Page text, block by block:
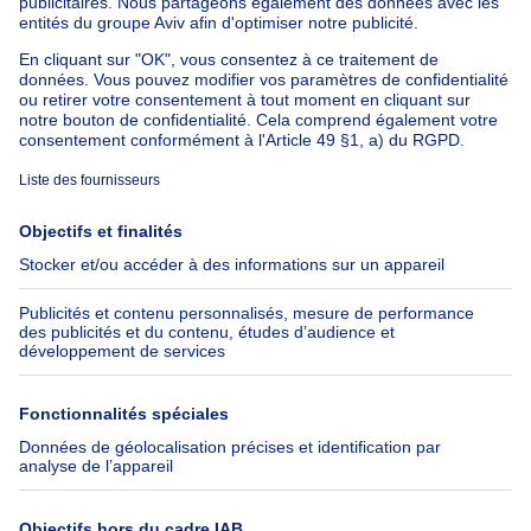
Maison à vendre France
Maison à vendre Espagne
Maison à vendre Italie
Maison à vendre Luxembourg
Maison à vendre Pays-bas
Immoweb
Presse
Emplois
Groupe Axel Springer
SeLoger.com
Immowelt.de
Belfius
Assurances
Check-list déménagement
Aide
FAQ
Suivez-nous